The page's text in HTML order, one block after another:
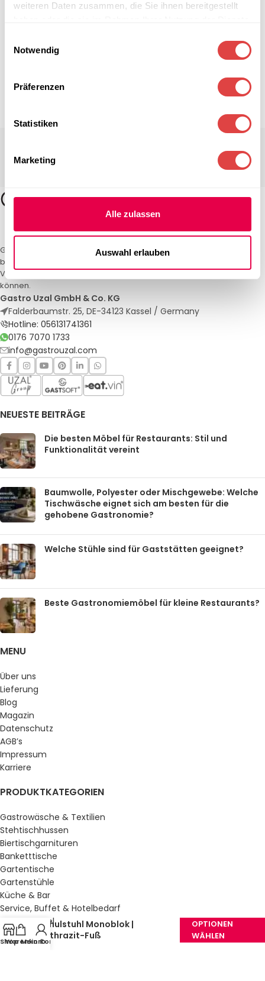
weiteren Daten zusammen, die Sie ihnen bereitgestellt
Notwendig
Präferenzen
Statistiken
Marketing
Alle zulassen
Auswahl erlauben
Gastro Uzal – Ihr Spezialist für Gastronomiemöbel und -textilien. Wir
bieten maßgeschneiderte Lösungen für Restaurants, Hotels und
Veranstaltungen. Qualität und Service, auf die Sie sich verlassen
können.
Gastro Uzal GmbH & Co. KG
Falderbaumstr. 25, DE-34123 Kassel / Germany
Hotline: 056131741361
0176 7070 1733
info@gastrouzal.com
NEUESTE BEITRÄGE
Die besten Möbel für Restaurants: Stil und
Funktionalität vereint
Baumwolle, Polyester oder Mischgewebe: Welche
Tischwäsche eignet sich am besten für die
gehobene Gastronomie?
Welche Stühle sind für Gaststätten geeignet?
Beste Gastronomiemöbel für kleine Restaurants?
MENU
Über uns
Lieferung
Blog
Magazin
Datenschutz
AGB’s
Impressum
Karriere
PRODUKTKATEGORIEN
Gastrowäsche & Textilien
Stehtischhussen
Biertischgarnituren
Banketttische
Gartentische
Gartenstühle
Küche & Bar
Service, Buffet & Hotelbedarf
Gastromöbel
Schulmöbel
Sale %
Shop
Warenkorb
Mein Konto
Schulstuhl Monoblok |
Anthrazit-Fuß
OPTIONEN
WÄHLEN